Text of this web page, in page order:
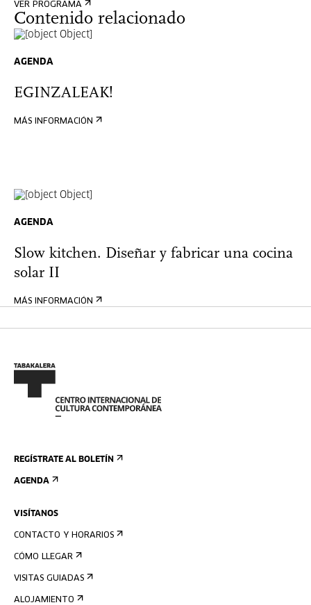
VER PROGRAMA
Contenido relacionado
AGENDA
EGINZALEAK!
MÁS INFORMACIÓN
AGENDA
Slow kitchen. Diseñar y fabricar una cocina
solar II
MÁS INFORMACIÓN
REGÍSTRATE AL BOLETÍN
AGENDA
VISÍTANOS
CONTACTO Y HORARIOS
CÓMO LLEGAR
VISITAS GUIADAS
ALOJAMIENTO